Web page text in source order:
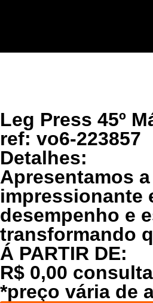
Leg Press 45º
ref: vo6-223857
Detalhes:
Apresentamos
impressionante
desempenho e
transformando
Á PARTIR DE:
R$ 0,00
*preço vária de